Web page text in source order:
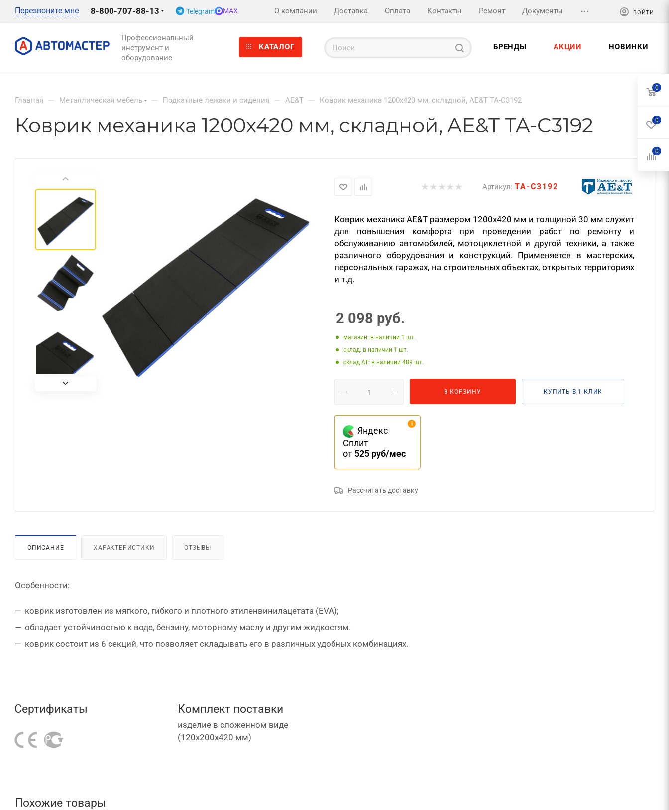
Перезвоните мне 8-800-707-88-13 Telegram MAX О компании Доставка Оплата Контакты Ремонт Документы ... ВОЙТИ
Профессиональный
инструмент и
оборудование
КАТАЛОГ БРЕНДЫ АКЦИИ НОВИНКИ
Главная — Металлическая мебель — Подкатные лежаки и сидения — AE&T — Коврик механика 1200x420 мм, складной, AE&T TA-C3192
Коврик механика 1200x420 мм, складной, AE&T TA-C3192
Артикул: TA-C3192
Коврик механика AE&T размером 1200х420 мм и толщиной 30 мм служит
для повышения комфорта при проведении работ по ремонту и
обслуживанию автомобилей, мотоциклетной и другой техники, а также
различного оборудования и конструкций. Применяется в мастерских,
персональных гаражах, на строительных объектах, открытых территориях
и т.д.
2 098 руб.
Магазин: в наличии 1
Склад: в наличии 1
Склад AT: в наличии 489
В КОРЗИНУ КУПИТЬ В 1 КЛИК
Яндекс
Сплит
от 525 руб/мес
Рассчитать доставку
ОПИСАНИЕ ХАРАКТЕРИСТИКИ ОТЗЫВЫ
Особенности:
коврик изготовлен из мягкого, гибкого и плотного этиленвинилацетата (EVA);
обладает устойчивостью к воде, бензину, моторному маслу и другим жидкостям.
коврик состоит из 6 секций, что позволяет складывать его в различных удобных комбинациях.
Сертификаты Комплект поставки
изделие в сложенном виде
(120х200х420 мм)
Похожие товары
0
0
0